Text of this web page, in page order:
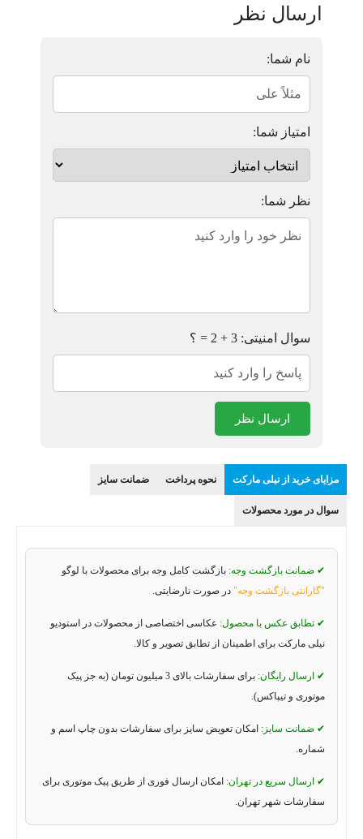
ارسال نظر
نام شما:
امتیاز شما:
نظر شما:
سوال امنیتی: 3 + 2 = ؟
ارسال نظر
مزایای خرید از نیلی مارکت نحوه پرداخت ضمانت سایز
سوال در مورد محصولات
✔ ضمانت بازگشت وجه: بازگشت کامل وجه برای محصولات با لوگو
"گارانتی بازگشت وجه" در صورت نارضایتی.
✔ تطابق عکس با محصول: عکاسی اختصاصی از محصولات در استودیو
نیلی مارکت برای اطمینان از تطابق تصویر و کالا.
✔ ارسال رایگان:
برای سفارشات بالای 3 میلیون تومان (به جز پیک
موتوری و تیپاکس).
✔ ضمانت سایز: امکان تعویض سایز برای سفارشات بدون چاپ اسم و
شماره.
✔ ارسال سریع در تهران: امکان ارسال فوری از طریق پیک موتوری برای
سفارشات شهر تهران.